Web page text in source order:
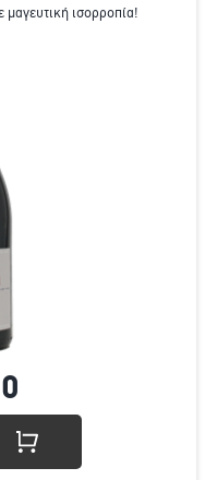
μαγευτική ισορροπία!